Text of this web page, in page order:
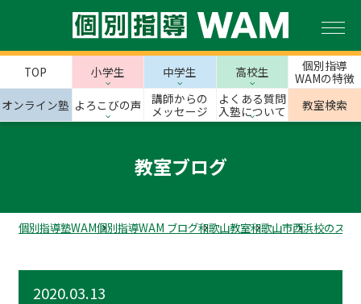
TOP 小学生 中学生 高校生
個別指導
WAMの特徴
オンライン塾 よろこびの声
講師からの
メッセージ
よくある質問
入塾について
教室検索
教室ブログ
個別指導塾WAM個別指導WAM ブログ和歌山教室和歌山市西浜校のスタ
2020.03.13